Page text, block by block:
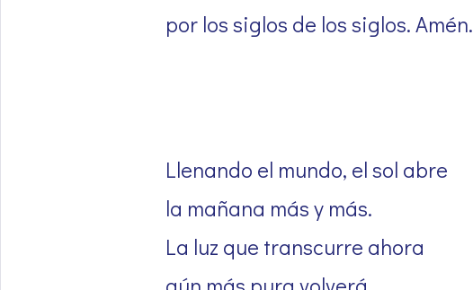
por los siglos de los siglos. Amén.
Llenando el mundo, el sol abre
la mañana más y más.
La luz que transcurre ahora